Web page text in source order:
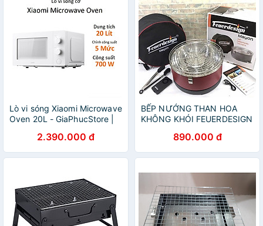
Lò vi sóng Xiaomi Microwave
Oven 20L - GiaPhucStore |
2.390.000 đ
BẾP NƯỚNG THAN HOA
KHÔNG KHÓI FEUERDESIGN
890.000 đ